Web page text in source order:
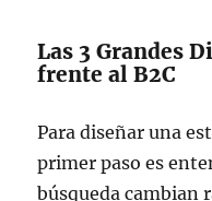
Las 3 Grandes
frente al B2C
Para diseñar una
primer paso es
búsqueda cambian